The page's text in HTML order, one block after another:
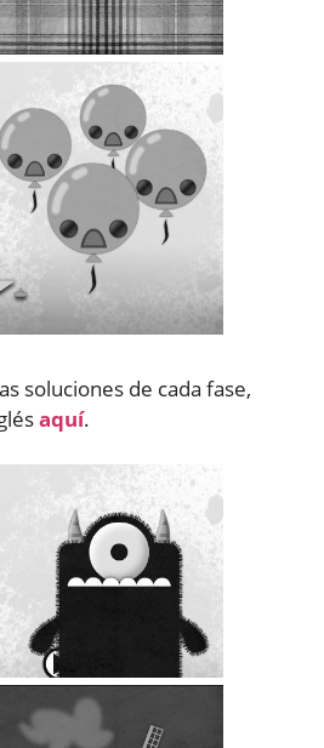
soluciones de cada fase,
aquí.